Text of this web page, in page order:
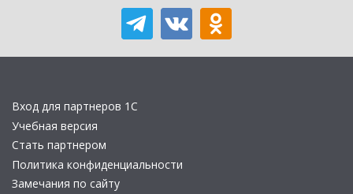
Вход для партнеров 1С
Учебная версия
Стать партнером
Политика конфиденциальности
Замечания по сайту